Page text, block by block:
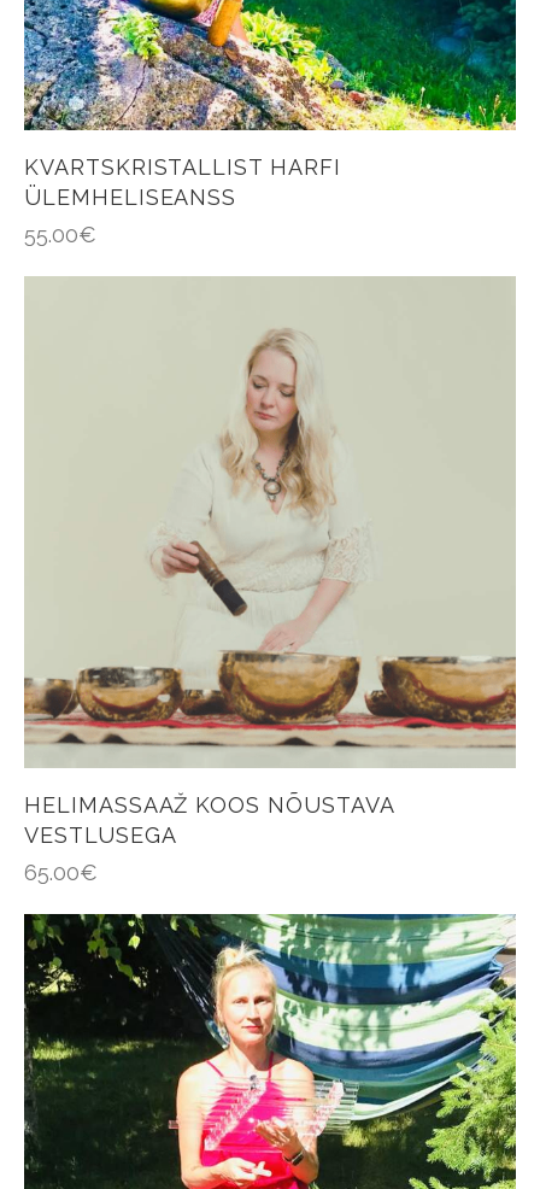
KVARTSKRISTALLIST HARFI
ÜLEMHELISEANSS
55.00€
HELIMASSAAŽ KOOS NÕUSTAVA
VESTLUSEGA
65.00€